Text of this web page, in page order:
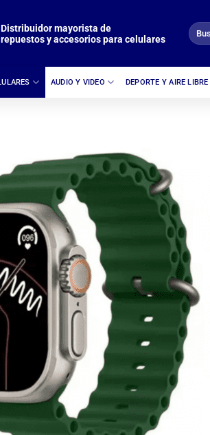
Distribuidor mayorista de
repuestos y accesorios para celulares
Buscar
por:
AUDIO Y VIDEO DEPORTE Y AIRE LIBRE